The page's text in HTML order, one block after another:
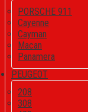
PORSCHE 911
Cayenne
Cayman
Macan
Panamera
PEUGEOT
208
308